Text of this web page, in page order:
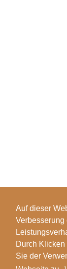
Auf dieser
Durch
Sie der